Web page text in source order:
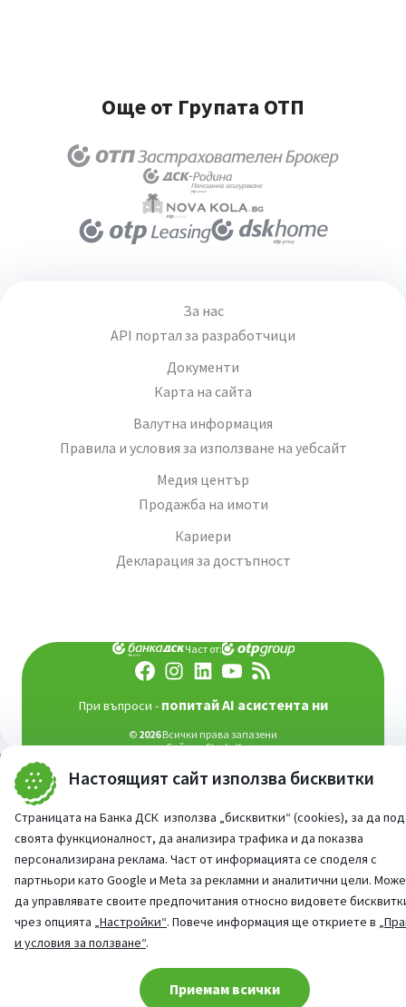
Настоящият сайт използва бисквитки
Страницата на Банка ДСК използва „бисквитки“ (cookies), за да
своята функционалност, да анализира трафика и да показва
персонализирана реклама. Част от информацията се споделя с
партньори като Google и Meta за рекламни и аналитични цели.
да управлявате своите предпочитания относно видовете
чрез опцията „Настройки“. Повече информация ще откриете в
и условия за ползване“.
Приемам всички
Още от Групата ОТП
За нас
API портал за разработчици
Документи
Карта на сайта
Валутна информация
Правила и условия за използване на уебсайт
Медия център
Продажба на имоти
Кариери
Декларация за достъпност
Част от:
При въпроси - попитай AI асистента ни
© 2026Всички права запазени
Сайт от:StudioX
Cookie consent change